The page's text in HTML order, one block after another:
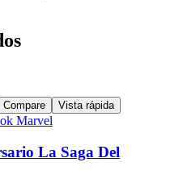
Compare Vista rápida
Marvel
La Saga Del